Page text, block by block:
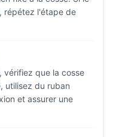
répétez l'étape de
vérifiez que la cosse
utilisez du ruban
et assurer une